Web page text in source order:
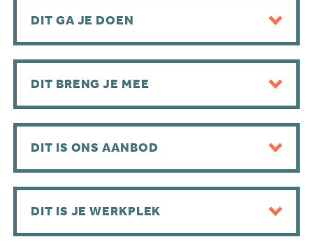
DIT GA JE DOEN
DIT BRENG JE MEE
DIT IS ONS AANBOD
DIT IS JE WERKPLEK